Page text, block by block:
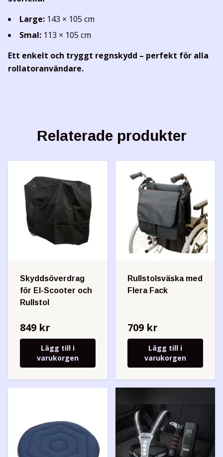
Large: 143 × 105 cm
Smal: 113 × 105 cm
Ett enkelt och tryggt regnskydd – perfekt för alla
rollatoranvändare.
Relaterade produkter
Skyddsöverdrag
för El-Scooter och
Rullstol
849 kr
Lägg till i
varukorgen
Rullstolsväska med
Flera Fack
709 kr
Lägg till i
varukorgen